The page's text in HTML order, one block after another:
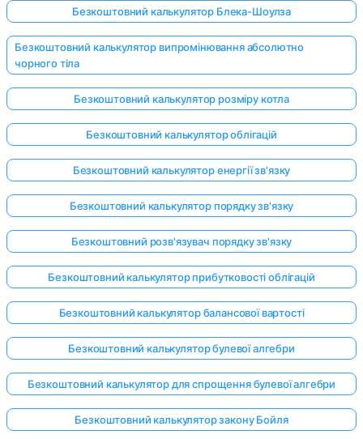
Безкоштовний калькулятор Блека-Шоулза
Безкоштовний калькулятор випромінювання абсолютно
чорного тіла
Безкоштовний калькулятор розміру котла
Безкоштовний калькулятор облігацій
Безкоштовний калькулятор енергії зв'язку
Безкоштовний калькулятор порядку зв'язку
Безкоштовний розв'язувач порядку зв'язку
Безкоштовний калькулятор прибутковості облігацій
Безкоштовний калькулятор балансової вартості
Безкоштовний калькулятор булевої алгебри
Безкоштовний калькулятор для спрощення булевої алгебри
Безкоштовний калькулятор закону Бойля